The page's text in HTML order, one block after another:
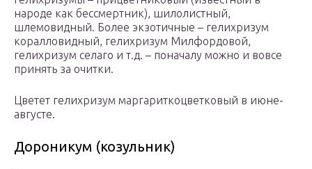
народе как бессмертник), шилолистный,
шлемовидный. Более экзотичные – гелихризум
коралловидный, гелихризум Милфордовой,
гелихризум селаго и т.д. – поначалу можно и вовсе
принять за очитки.
Цветет гелихризум маргариткоцветковый в июне-
августе.
Дороникум (козульник)